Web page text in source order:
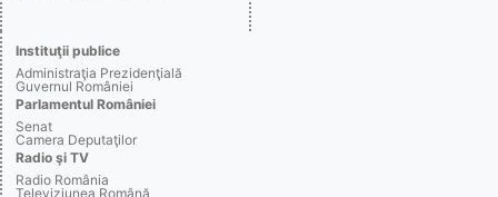
Instituţii publice
Administraţia Prezidenţială
Guvernul României
Parlamentul României
Senat
Camera Deputaţilor
Radio şi TV
Radio România
Televiziunea Română